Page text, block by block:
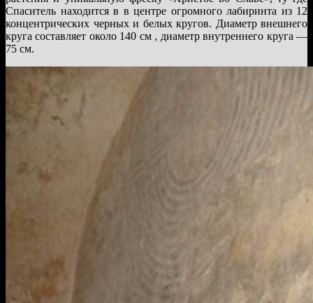
Спаситель находится в в центре огромного лабиринта из 12
концентрических черных и белых кругов. Диаметр внешнего
круга составляет около 140 см , диаметр внутреннего круга —
75 см.